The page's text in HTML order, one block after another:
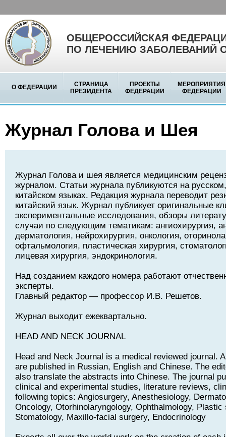
ОБЩЕРОССИЙСКАЯ
ПО ЛЕЧЕНИЮ ЗАБОЛЕВАНИЙ
О ФЕДЕРАЦИИ
СТРАНИЦА
ПРЕЗИДЕНТА
ПРОЕКТЫ
ФЕДЕРАЦИИ
МЕРОПРИЯТИЯ
ФЕДЕРАЦИИ
Журнал Голова и Шея
Журнал Голова и шея является медицинским
журналом. Статьи журнала публикуются на
китайском языках. Редакция журнала переводит
китайский язык. Журнал публикует оригинальные
экспериментальные исследования, обзоры
случаи по следующим тематикам: ангиохирургия,
дерматология, нейрохирургия, онкология,
офтальмология, пластическая хирургия,
лицевая хирургия, эндокринология.
Над созданием каждого номера работают
эксперты.
Главный редактор — профессор И.В. Решетов.
Журнал выходит ежеквартально.
HEAD AND NECK JOURNAL
Head and Neck Journal is a medical reviewed journal.
are published in Russian, English and Chinese. The
also translate the abstracts into Chinese. The journal
clinical and experimental studies, literature reviews,
following topics: Angiosurgery, Anesthesiology,
Oncology, Otorhinolaryngology, Ophthalmology, Plastic
Stomatology, Maxillo-facial surgery, Endocrinology